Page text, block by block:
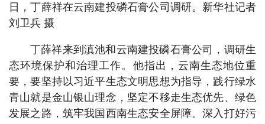
日，丁薛祥在云南建投磷石膏公司调研。新华社记者
刘卫兵 摄
丁薛祥来到滇池和云南建投磷石膏公司，调研生
态环境保护和治理工作。他指出，云南生态地位重
要，要坚持以习近平生态文明思想为指导，践行绿水
青山就是金山银山理念，坚定不移走生态优先、绿色
发展之路，筑牢我国西南生态安全屏障。深入打好污